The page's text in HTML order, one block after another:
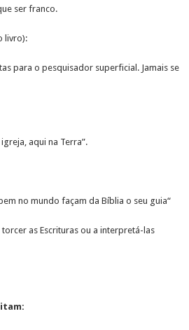
ser franco.
livro):
para o pesquisador superficial. Jamais se
aqui na Terra”.
no mundo façam da Bíblia o seu guia“
as Escrituras ou a interpretá-las